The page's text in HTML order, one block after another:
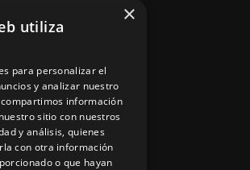
del dinero
×
utiliza
para personalizar el
y analizar nuestro
información
sitio con nuestros
y análisis, quienes
con otra información
o que hayan